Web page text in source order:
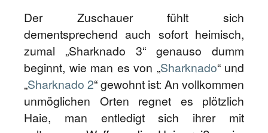
Der Zuschauer fühlt sich
dementsprechend auch sofort heimisch,
zumal „Sharknado 3“ genauso dumm
beginnt, wie man es von „Sharknado“ und
„Sharknado 2“ gewohnt ist: An vollkommen
unmöglichen Orten regnet es plötzlich
Haie, man entledigt sich ihrer mit